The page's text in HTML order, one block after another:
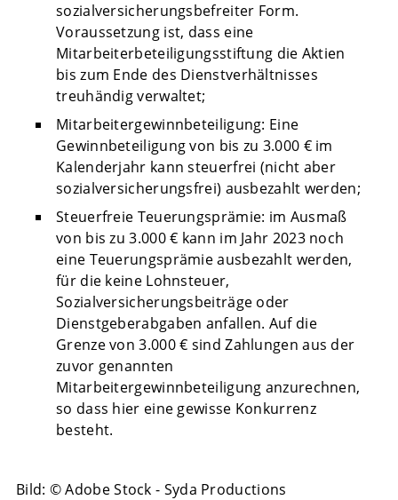
sozialversicherungsbefreiter Form.
Voraussetzung ist, dass eine
Mitarbeiterbeteiligungsstiftung die Aktien
bis zum Ende des Dienstverhältnisses
treuhändig verwaltet;
Mitarbeitergewinnbeteiligung: Eine
Gewinnbeteiligung von bis zu 3.000 € im
Kalenderjahr kann steuerfrei (nicht aber
sozialversicherungsfrei) ausbezahlt werden;
Steuerfreie Teuerungsprämie: im Ausmaß
von bis zu 3.000 € kann im Jahr 2023 noch
eine Teuerungsprämie ausbezahlt werden,
für die keine Lohnsteuer,
Sozialversicherungsbeiträge oder
Dienstgeberabgaben anfallen. Auf die
Grenze von 3.000 € sind Zahlungen aus der
zuvor genannten
Mitarbeitergewinnbeteiligung anzurechnen,
so dass hier eine gewisse Konkurrenz
besteht.
Bild: © Adobe Stock - Syda Productions